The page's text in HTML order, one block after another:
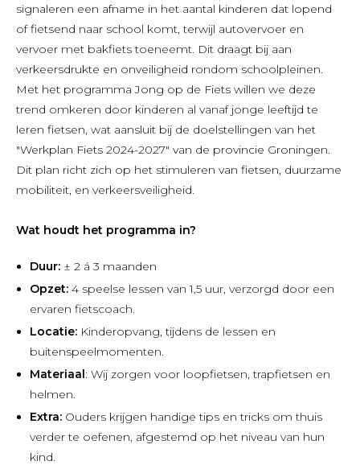
signaleren een afname in het aantal kinderen dat lopend
of fietsend naar school komt, terwijl autovervoer en
vervoer met bakfiets toeneemt. Dit draagt bij aan
verkeersdrukte en onveiligheid rondom schoolpleinen.
Met het programma Jong op de Fiets willen we deze
trend omkeren door kinderen al vanaf jonge leeftijd te
leren fietsen, wat aansluit bij de doelstellingen van het
"Werkplan Fiets 2024-2027" van de provincie Groningen.
Dit plan richt zich op het stimuleren van fietsen, duurzame
mobiliteit, en verkeersveiligheid.
Wat houdt het programma in?
Duur: ± 2 á 3 maanden
Opzet: 4 speelse lessen van 1,5 uur, verzorgd door een
ervaren fietscoach.
Locatie: Kinderopvang, tijdens de lessen en
buitenspeelmomenten.
Materiaal: Wij zorgen voor loopfietsen, trapfietsen en
helmen.
Extra: Ouders krijgen handige tips en tricks om thuis
verder te oefenen, afgestemd op het niveau van hun
kind.